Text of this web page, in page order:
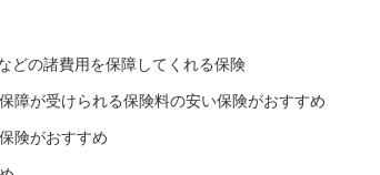
どの諸費用を保障してくれる保険
障が受けられる保険料の安い保険がおすすめ
険がおすすめ